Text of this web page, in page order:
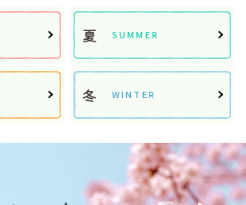
夏 SUMMER
冬 WINTER